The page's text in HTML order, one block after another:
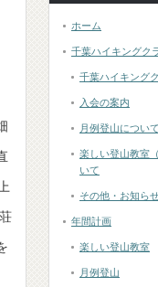
ホーム
千葉ハイキングク
千葉ハイキング
入会の案内
月例登山について
楽しい登山教室
いて
その他・お知ら
年間計画
楽しい登山教室
月例登山